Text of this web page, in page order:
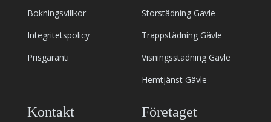
Bokningsvillkor
Integritetspolicy
Prisgaranti
Storstädning Gävle
Trappstädning Gävle
Visningsstädning Gävle
Hemtjänst Gävle
Kontakt Företaget